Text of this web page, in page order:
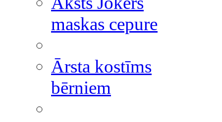
maskas cepure
Ārsta kostīms
bērniem